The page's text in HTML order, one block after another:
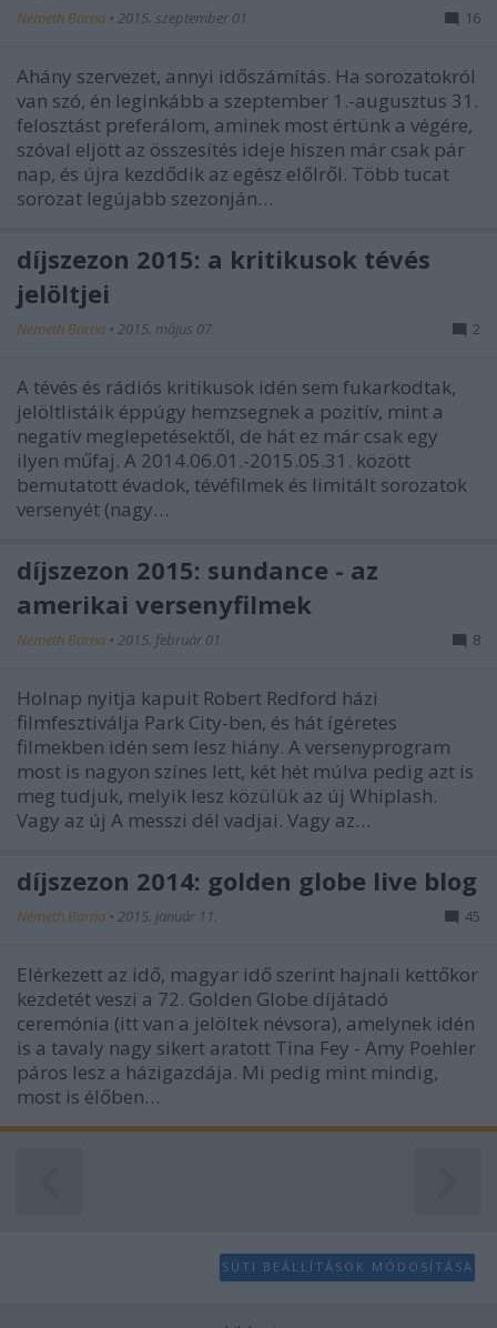
Németh Barna • 2015. szeptember 01. 16
Ahány szervezet, annyi időszámítás. Ha sorozatokról
van szó, én leginkább a szeptember 1.-augusztus 31.
felosztást preferálom, aminek most értünk a végére,
szóval eljött az összesítés ideje hiszen már csak pár
nap, és újra kezdődik az egész előlről. Több tucat
sorozat legújabb szezonján…
díjszezon 2015: a kritikusok tévés
jelöltjei
Németh Barna • 2015. május 07. 2
A tévés és rádiós kritikusok idén sem fukarkodtak,
jelöltlistáik éppúgy hemzsegnek a pozitív, mint a
negatív meglepetésektől, de hát ez már csak egy
ilyen műfaj. A 2014.06.01.-2015.05.31. között
bemutatott évadok, tévéfilmek és limitált sorozatok
versenyét (nagy…
díjszezon 2015: sundance - az
amerikai versenyfilmek
Németh Barna • 2015. február 01. 8
Holnap nyitja kapuit Robert Redford házi
filmfesztiválja Park City-ben, és hát ígéretes
filmekben idén sem lesz hiány. A versenyprogram
most is nagyon színes lett, két hét múlva pedig azt is
meg tudjuk, melyik lesz közülük az új Whiplash.
Vagy az új A messzi dél vadjai. Vagy az…
díjszezon 2014: golden globe live blog
Németh Barna • 2015. január 11. 45
Elérkezett az idő, magyar idő szerint hajnali kettőkor
kezdetét veszi a 72. Golden Globe díjátadó
ceremónia (itt van a jelöltek névsora), amelynek idén
is a tavaly nagy sikert aratott Tina Fey - Amy Poehler
páros lesz a házigazdája. Mi pedig mint mindig,
most is élőben…
SÜTI BEÁLLÍTÁSOK MÓDOSÍTÁSA